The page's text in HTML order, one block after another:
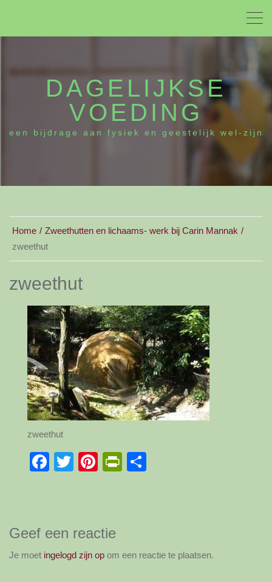
DAGELIJKSE
VOEDING
een bijdrage aan fysiek en geestelijk wel-zijn
Home
Zweethutten en lichaams- werk bij Carin Mannak
zweethut
zweethut
zweethut
Facebook
TwitterPinterest
PrintFriendly
Geef een reactie
Je moet ingelogd zijn op om een reactie te plaatsen.